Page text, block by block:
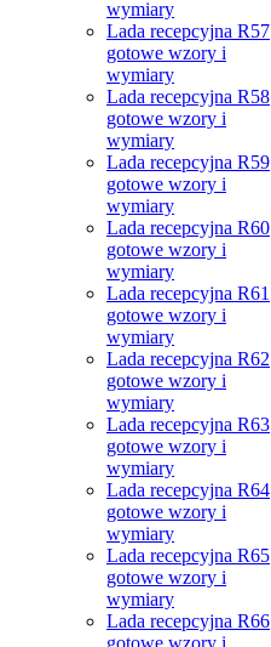
wymiary
Lada recepcyjna R57
gotowe wzory i
wymiary
Lada recepcyjna R58
gotowe wzory i
wymiary
Lada recepcyjna R59
gotowe wzory i
wymiary
Lada recepcyjna R60
gotowe wzory i
wymiary
Lada recepcyjna R61
gotowe wzory i
wymiary
Lada recepcyjna R62
gotowe wzory i
wymiary
Lada recepcyjna R63
gotowe wzory i
wymiary
Lada recepcyjna R64
gotowe wzory i
wymiary
Lada recepcyjna R65
gotowe wzory i
wymiary
Lada recepcyjna R66
gotowe wzory i